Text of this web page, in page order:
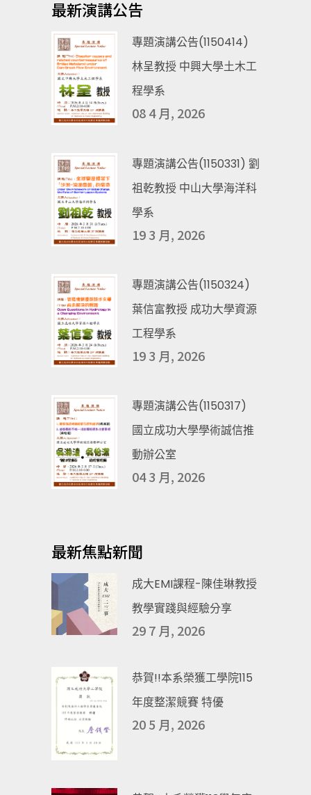
最新演講公告
專題演講公告(1150414)
林呈教授 中興大學土木工
程學系
08 4 月, 2026
專題演講公告(1150331) 劉
祖乾教授 中山大學海洋科
學系
19 3 月, 2026
專題演講公告(1150324)
葉信富教授 成功大學資源
工程學系
19 3 月, 2026
專題演講公告(1150317)
國立成功大學學術誠信推
動辦公室
04 3 月, 2026
最新焦點新聞
成大EMI課程-陳佳琳教授
教學實踐與經驗分享
29 7 月, 2026
恭賀!!本系榮獲工學院115
年度整潔競賽 特優
20 5 月, 2026